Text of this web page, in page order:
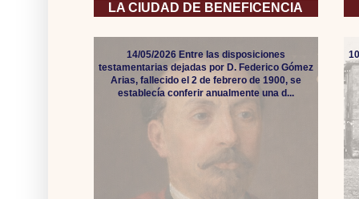
LA CIUDAD DE BENEFICENCIA
14/05/2026 Entre las disposiciones
testamentarias dejadas por D. Federico Gómez
Arias, fallecido el 2 de febrero de 1900, se
establecía conferir anualmente una d...